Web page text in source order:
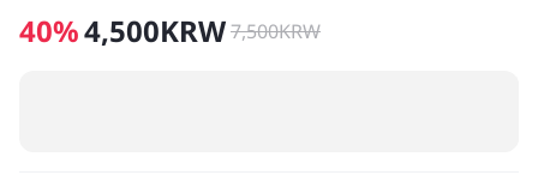
40%4,500KRW7,500KRW